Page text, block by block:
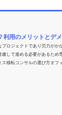
利用のメリットとデ
ロジェクトであり労力が
して進める必要があるた
移転コンサルの選び方オ